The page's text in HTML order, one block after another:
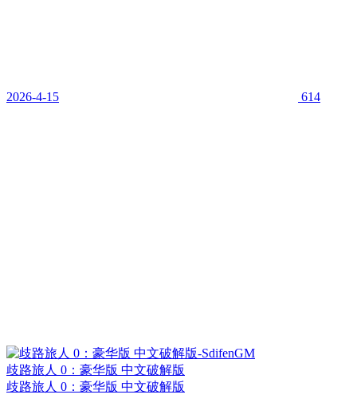
2026-4-15 614
歧路旅人 0：豪华版 中文破解版
歧路旅人 0：豪华版 中文破解版